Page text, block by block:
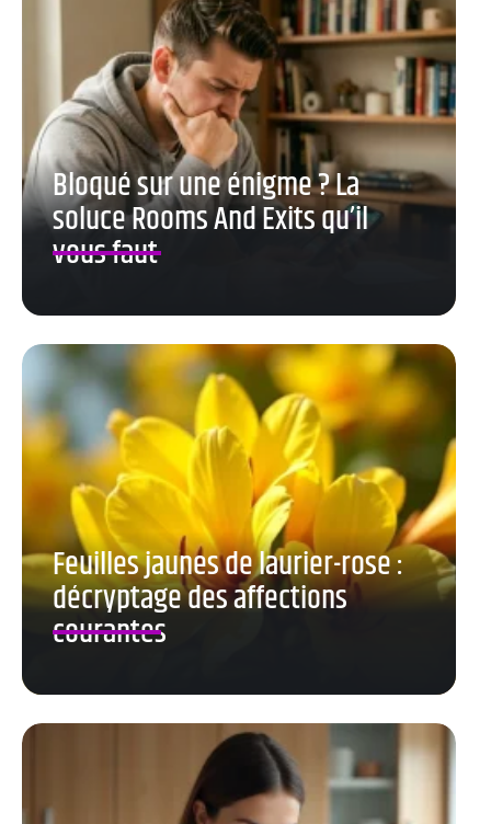
Bloqué sur une énigme ? La
soluce Rooms And Exits qu’il
vous faut
Feuilles jaunes de laurier-rose :
décryptage des affections
courantes